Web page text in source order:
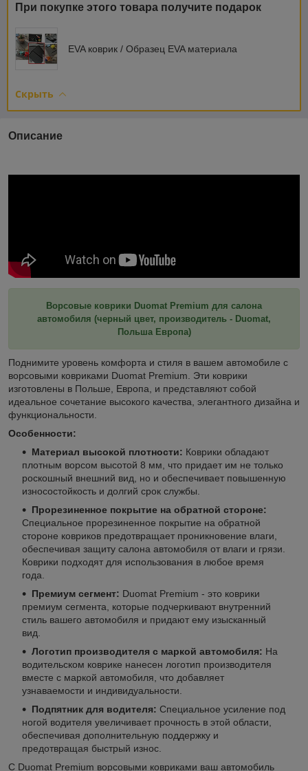
При покупке этого товара получите подарок
EVA коврик / Образец EVA материала
Скрыть
Описание
Ворсовые коврики Duomat Premium для салона
автомобиля (черный цвет, производитель - Duomat,
Польша Европа)
Поднимите уровень комфорта и стиля в вашем автомобиле с
ворсовыми ковриками Duomat Premium. Эти коврики
изготовлены в Польше, Европа, и представляют собой
идеальное сочетание высокого качества, элегантного дизайна и
функциональности.
Особенности:
Материал высокой плотности: Коврики обладают
плотным ворсом высотой 8 мм, что придает им не только
роскошный внешний вид, но и обеспечивает повышенную
износостойкость и долгий срок службы.
Прорезиненное покрытие на обратной стороне:
Специальное прорезиненное покрытие на обратной
стороне ковриков предотвращает проникновение влаги,
обеспечивая защиту салона автомобиля от влаги и грязи.
Коврики подходят для использования в любое время
года.
Премиум сегмент: Duomat Premium - это коврики
премиум сегмента, которые подчеркивают внутренний
стиль вашего автомобиля и придают ему изысканный
вид.
Логотип производителя с маркой автомобиля: На
водительском коврике нанесен логотип производителя
вместе с маркой автомобиля, что добавляет
узнаваемости и индивидуальности.
Подпятник для водителя: Специальное усиление под
ногой водителя увеличивает прочность в этой области,
обеспечивая дополнительную поддержку и
предотвращая быстрый износ.
С Duomat Premium ворсовыми ковриками ваш автомобиль